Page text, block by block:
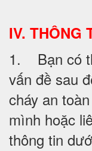
IV. THÔNG
1. Bạn có
vấn đề sau
cháy an
mình hoặc
thông tin